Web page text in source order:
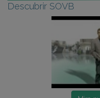
Descubrir SOVB